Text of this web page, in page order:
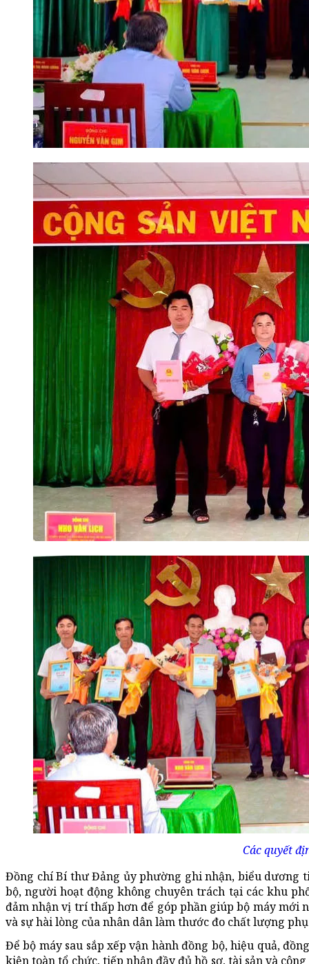
Các quyết
Đồng chí Bí thư Đảng ủy phường ghi nhận, biểu dương
bộ, người hoạt động không chuyên trách tại các khu
đảm nhận vị trí thấp hơn để góp phần giúp bộ máy mới
và sự hài lòng của nhân dân làm thước đo chất lượng
Để bộ máy sau sắp xếp vận hành đồng bộ, hiệu quả,
kiện toàn tổ chức, tiếp nhận đầy đủ hồ sơ, tài sản và